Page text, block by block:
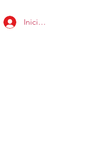
Inicia la sessió